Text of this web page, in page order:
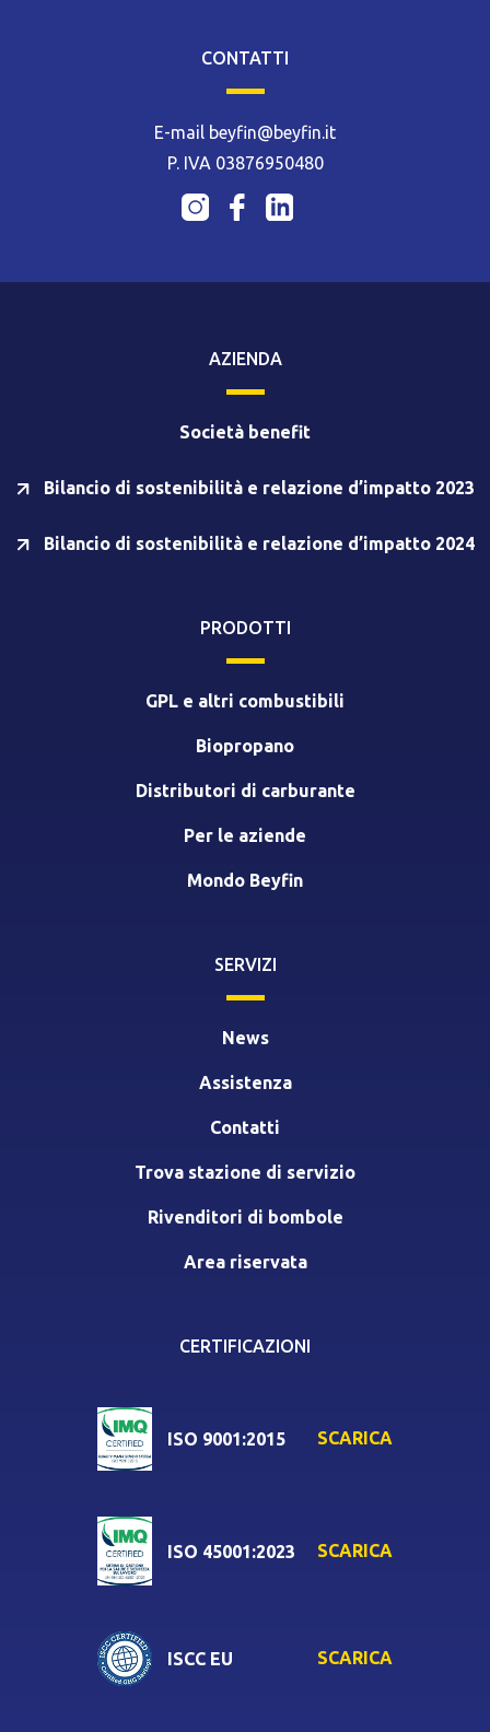
CONTATTI
E-mail beyfin@beyfin.it
P. IVA 03876950480
AZIENDA
Società benefit
Bilancio di sostenibilità e relazione d’impatto 2023
Bilancio di sostenibilità e relazione d’impatto 2024
PRODOTTI
GPL e altri combustibili
Biopropano
Distributori di carburante
Per le aziende
Mondo Beyfin
SERVIZI
News
Assistenza
Contatti
Trova stazione di servizio
Rivenditori di bombole
Area riservata
CERTIFICAZIONI
ISO 9001:2015 SCARICA
ISO 45001:2023 SCARICA
ISCC EU SCARICA